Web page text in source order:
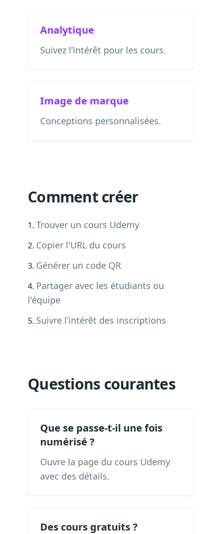
Analytique
Suivez l’intérêt pour les cours.
Image de marque
Conceptions personnalisées.
Comment créer
Trouver un cours Udemy
Copier l'URL du cours
Générer un code QR
Partager avec les étudiants ou
l'équipe
Suivre l’intérêt des inscriptions
Questions courantes
Que se passe-t-il une fois
numérisé ?
Ouvre la page du cours Udemy
avec des détails.
Des cours gratuits ?